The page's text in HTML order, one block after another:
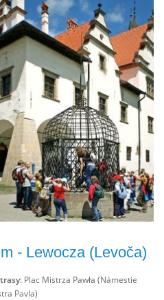
- Lewocza (Levoča)
: Plac Mistrza Pawła (Námestie
Pavla)